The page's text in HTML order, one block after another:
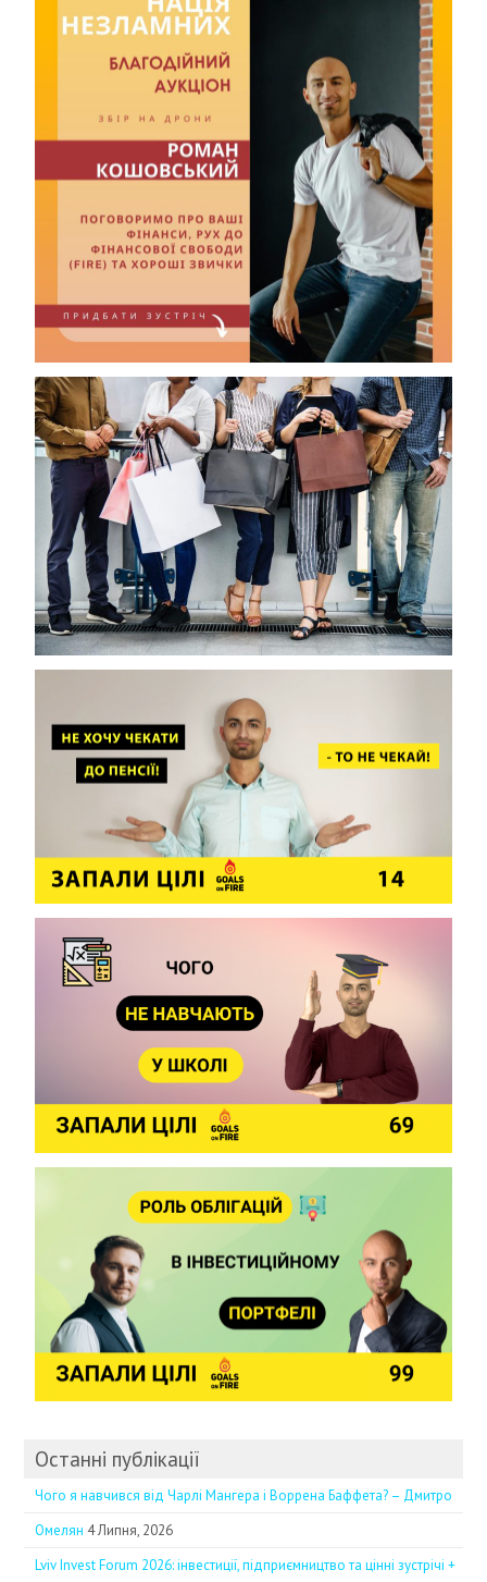
Останні публікації
Чого я навчився від Чарлі Мангера і Воррена Баффета? – Дмитро
Омелян 4 Липня, 2026
Lviv Invest Forum 2026: інвестиції, підприємництво та цінні зустрічі +